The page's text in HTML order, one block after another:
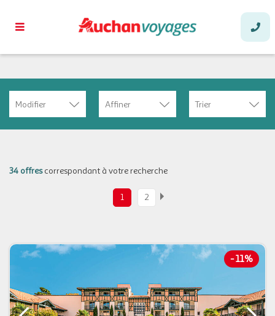
Modifier Affiner Trier
34 offrescorrespondant à votre recherche
1 2
-11%